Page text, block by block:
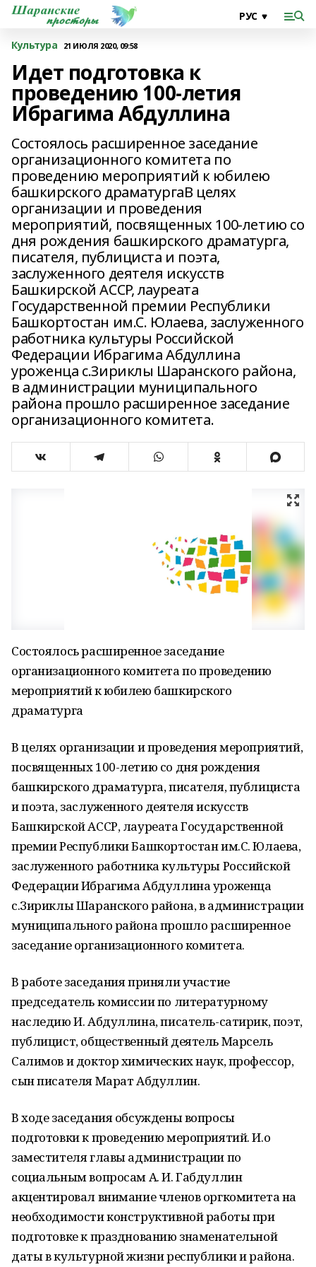
Культура 21 ИЮЛЯ 2020, 09:58
Идет подготовка к
проведению 100-летия
Ибрагима Абдуллина
Состоялось расширенное заседание
организационного комитета по
проведению мероприятий к юбилею
башкирского драматургаВ целях
организации и проведения
мероприятий, посвященных 100-летию со
дня рождения башкирского драматурга,
писателя, публициста и поэта,
заслуженного деятеля искусств
Башкирской АССР, лауреата
Государственной премии Республики
Башкортостан им.С. Юлаева, заслуженного
работника культуры Российской
Федерации Ибрагима Абдуллина
уроженца с.Зириклы Шаранского района,
в администрации муниципального
района прошло расширенное заседание
организационного комитета.
Состоялось расширенное заседание
организационного комитета по проведению
мероприятий к юбилею башкирского
драматурга
В целях организации и проведения мероприятий,
посвященных 100-летию со дня рождения
башкирского драматурга, писателя, публициста
и поэта, заслуженного деятеля искусств
Башкирской АССР, лауреата Государственной
премии Республики Башкортостан им.С. Юлаева,
заслуженного работника культуры Российской
Федерации Ибрагима Абдуллина уроженца
с.Зириклы Шаранского района, в администрации
муниципального района прошло расширенное
заседание организационного комитета.
В работе заседания приняли участие
председатель комиссии по литературному
наследию И. Абдуллина, писатель-сатирик, поэт,
публицист, общественный деятель Марсель
Салимов и доктор химических наук, профессор,
сын писателя Марат Абдуллин.
В ходе заседания обсуждены вопросы
подготовки к проведению мероприятий. И.о
заместителя главы администрации по
социальным вопросам А. И. Габдуллин
акцентировал внимание членов оргкомитета на
необходимости конструктивной работы при
подготовке к празднованию знаменательной
даты в культурной жизни республики и района.